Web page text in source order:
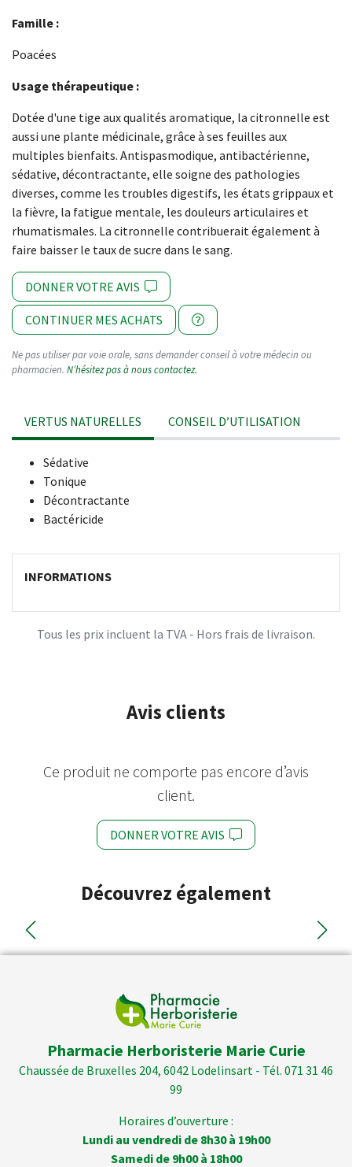
Famille :
Poacées
Usage thérapeutique :
Dotée d'une tige aux qualités aromatique, la citronnelle est
aussi une plante médicinale, grâce à ses feuilles aux
multiples bienfaits. Antispasmodique, antibactérienne,
sédative, décontractante, elle soigne des pathologies
diverses, comme les troubles digestifs, les états grippaux et
la fièvre, la fatigue mentale, les douleurs articulaires et
rhumatismales. La citronnelle contribuerait également à
faire baisser le taux de sucre dans le sang.
DONNER VOTRE AVIS
CONTINUER MES ACHATS
Ne pas utiliser par voie orale, sans demander conseil à votre médecin ou
pharmacien. N’hésitez pas à nous contactez.
VERTUS NATURELLES CONSEIL D’UTILISATION
Sédative
Tonique
Décontractante
Bactéricide
INFORMATIONS
Tous les prix incluent la TVA - Hors frais de livraison.
Avis clients
Ce produit ne comporte pas encore d’avis
client.
DONNER VOTRE AVIS
Découvrez également
Pharmacie Herboristerie Marie Curie
Chaussée de Bruxelles 204, 6042 Lodelinsart - Tél. 071 31 46
99
Horaires d’ouverture :
Lundi au vendredi de 8h30 à 19h00
Samedi de 9h00 à 18h00